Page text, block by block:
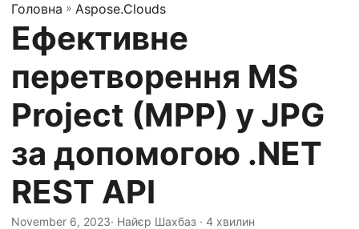
e
n
v
i
g
a
t
i
o
Головна » Aspose.Clouds
Ефективне
перетворення MS
Project (MPP) у JPG
за допомогою .NET
REST API
November 6, 2023· Найєр Шахбаз · 4 хвилин